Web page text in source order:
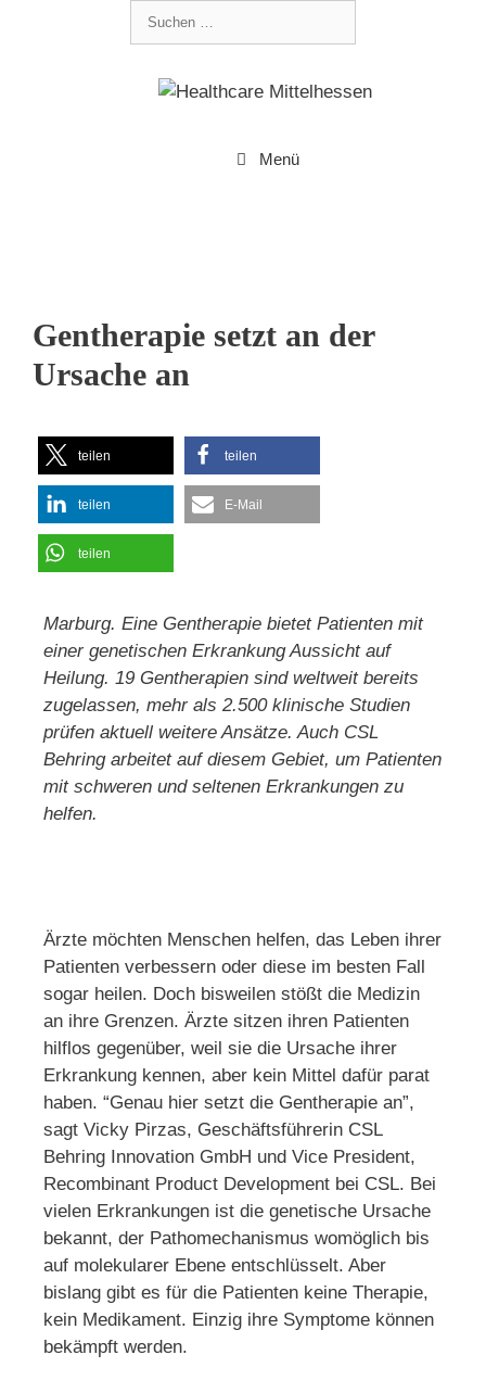
Menü
Gentherapie setzt an der
Ursache an
teilen teilen
teilen E-Mail
teilen
Marburg. Eine Gentherapie bietet Patienten mit
einer genetischen Erkrankung Aussicht auf
Heilung. 19 Gentherapien sind weltweit bereits
zugelassen, mehr als 2.500 klinische Studien
prüfen aktuell weitere Ansätze. Auch CSL
Behring arbeitet auf diesem Gebiet, um Patienten
mit schweren und seltenen Erkrankungen zu
helfen.
Ärzte möchten Menschen helfen, das Leben ihrer
Patienten verbessern oder diese im besten Fall
sogar heilen. Doch bisweilen stößt die Medizin
an ihre Grenzen. Ärzte sitzen ihren Patienten
hilflos gegenüber, weil sie die Ursache ihrer
Erkrankung kennen, aber kein Mittel dafür parat
haben. “Genau hier setzt die Gentherapie an”,
sagt Vicky Pirzas, Geschäftsführerin CSL
Behring Innovation GmbH und Vice President,
Recombinant Product Development bei CSL. Bei
vielen Erkrankungen ist die genetische Ursache
bekannt, der Pathomechanismus womöglich bis
auf molekularer Ebene entschlüsselt. Aber
bislang gibt es für die Patienten keine Therapie,
kein Medikament. Einzig ihre Symptome können
bekämpft werden.